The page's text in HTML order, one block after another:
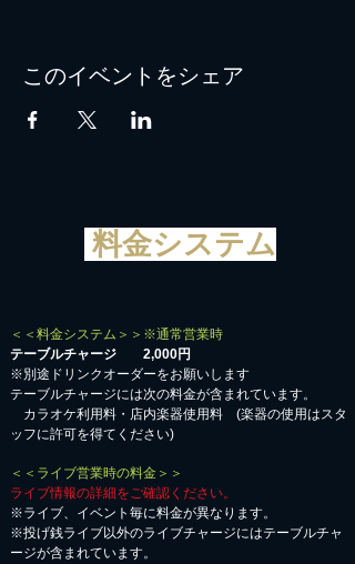
このイベントをシェア
料金システム
＜＜料金システム＞＞※通常営業時
テーブルチャージ 2,000円
※別途ドリンクオーダーをお願いします
テーブルチャージには次の料金が含まれています。
カラオケ利用料・店内楽器使用料 (楽器の使用はスタ
ッフに許可を得てください)
＜＜ライブ営業時の料金＞＞
ライブ情報の詳細をご確認ください。
※ライブ、イベント毎に料金が異なります。
※投げ銭ライブ以外のライブチャージにはテーブルチャ
ージが含まれています。